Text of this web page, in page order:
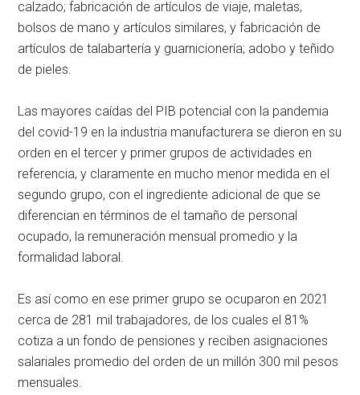
calzado; fabricación de artículos de viaje, maletas,
bolsos de mano y artículos similares, y fabricación de
artículos de talabartería y guarnicionería; adobo y teñido
de pieles.
Las mayores caídas del PIB potencial con la pandemia
del covid-19 en la industria manufacturera se dieron en su
orden en el tercer y primer grupos de actividades en
referencia, y claramente en mucho menor medida en el
segundo grupo, con el ingrediente adicional de que se
diferencian en términos de el tamaño de personal
ocupado, la remuneración mensual promedio y la
formalidad laboral.
Es así como en ese primer grupo se ocuparon en 2021
cerca de 281 mil trabajadores, de los cuales el 81%
cotiza a un fondo de pensiones y reciben asignaciones
salariales promedio del orden de un millón 300 mil pesos
mensuales.